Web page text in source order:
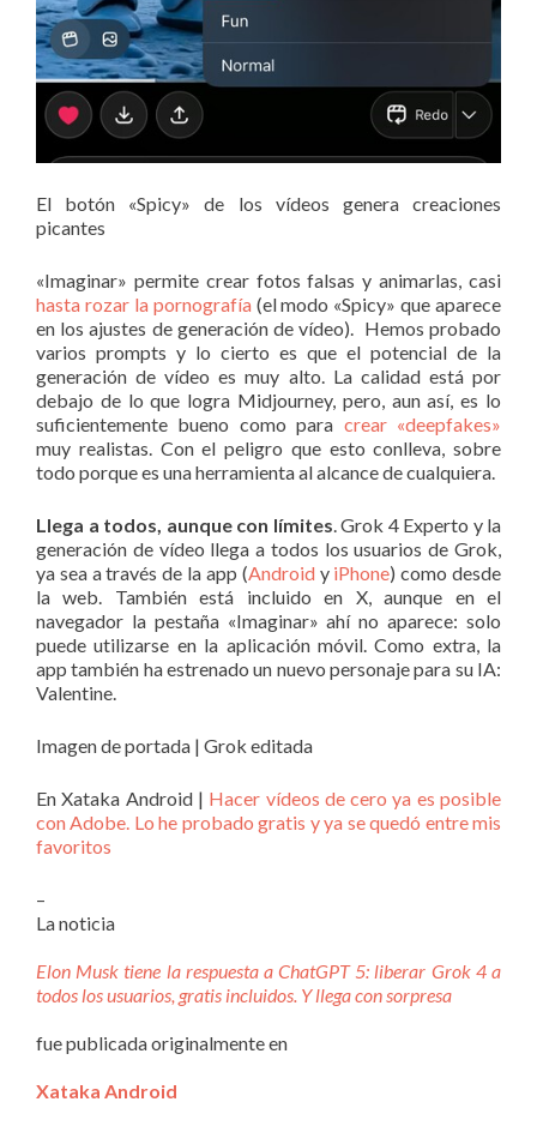
El botón «Spicy» de los vídeos genera creaciones
picantes
«Imaginar» permite crear fotos falsas y animarlas, casi
hasta rozar la pornografía(el modo «Spicy» que aparece
en los ajustes de generación de vídeo). Hemos probado
varios prompts y lo cierto es que el potencial de la
generación de vídeo es muy alto. La calidad está por
debajo de lo que logra Midjourney, pero, aun así, es lo
suficientemente bueno como para crear «deepfakes»
muy realistas. Con el peligro que esto conlleva, sobre
todo porque es una herramienta al alcance de cualquiera.
Llega a todos, aunque con límites. Grok 4 Experto y la
generación de vídeo llega a todos los usuarios de Grok,
ya sea a través de la app (Androidy iPhone) como desde
la web. También está incluido en X, aunque en el
navegador la pestaña «Imaginar» ahí no aparece: solo
puede utilizarse en la aplicación móvil. Como extra, la
app también ha estrenado un nuevo personaje para su IA:
Valentine.
Imagen de portada | Grok editada
En Xataka Android | Hacer vídeos de cero ya es posible
con Adobe. Lo he probado gratis y ya se quedó entre mis
favoritos
–
La noticia
Elon Musk tiene la respuesta a ChatGPT 5: liberar Grok 4 a
todos los usuarios, gratis incluidos. Y llega con sorpresa
fue publicada originalmente en
Xataka Android